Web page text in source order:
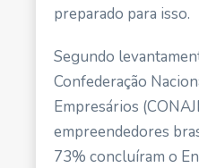
preparado para isso.
Segundo
Confederação
Empresários
empreendedores
73% concluíram o